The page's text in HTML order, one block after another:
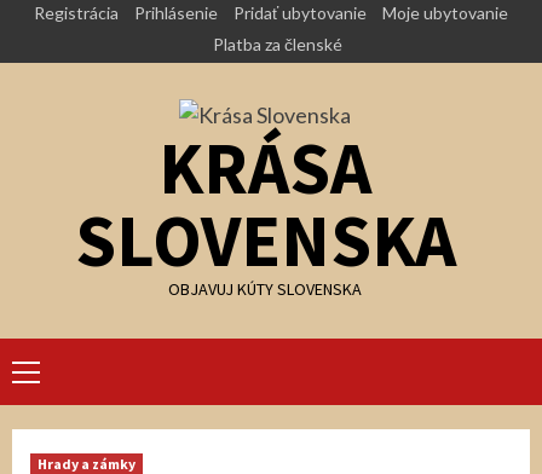
SkipRegistrácia Prihlásenie Pridať ubytovanie
Moje ubytovanie
Platba za členské
KRÁSA
SLOVENSKA
OBJAVUJ KÚTY SLOVENSKA
Primary
Hrady a zámky